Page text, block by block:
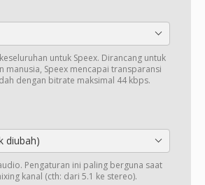
untuk Speex. Dirancang untuk
manusia, Speex mencapai transparansi
dengan bitrate maksimal 44 kbps.
diubah)
Pengaturan ini paling berguna saat
kanal (cth: dari 5.1 ke stereo).